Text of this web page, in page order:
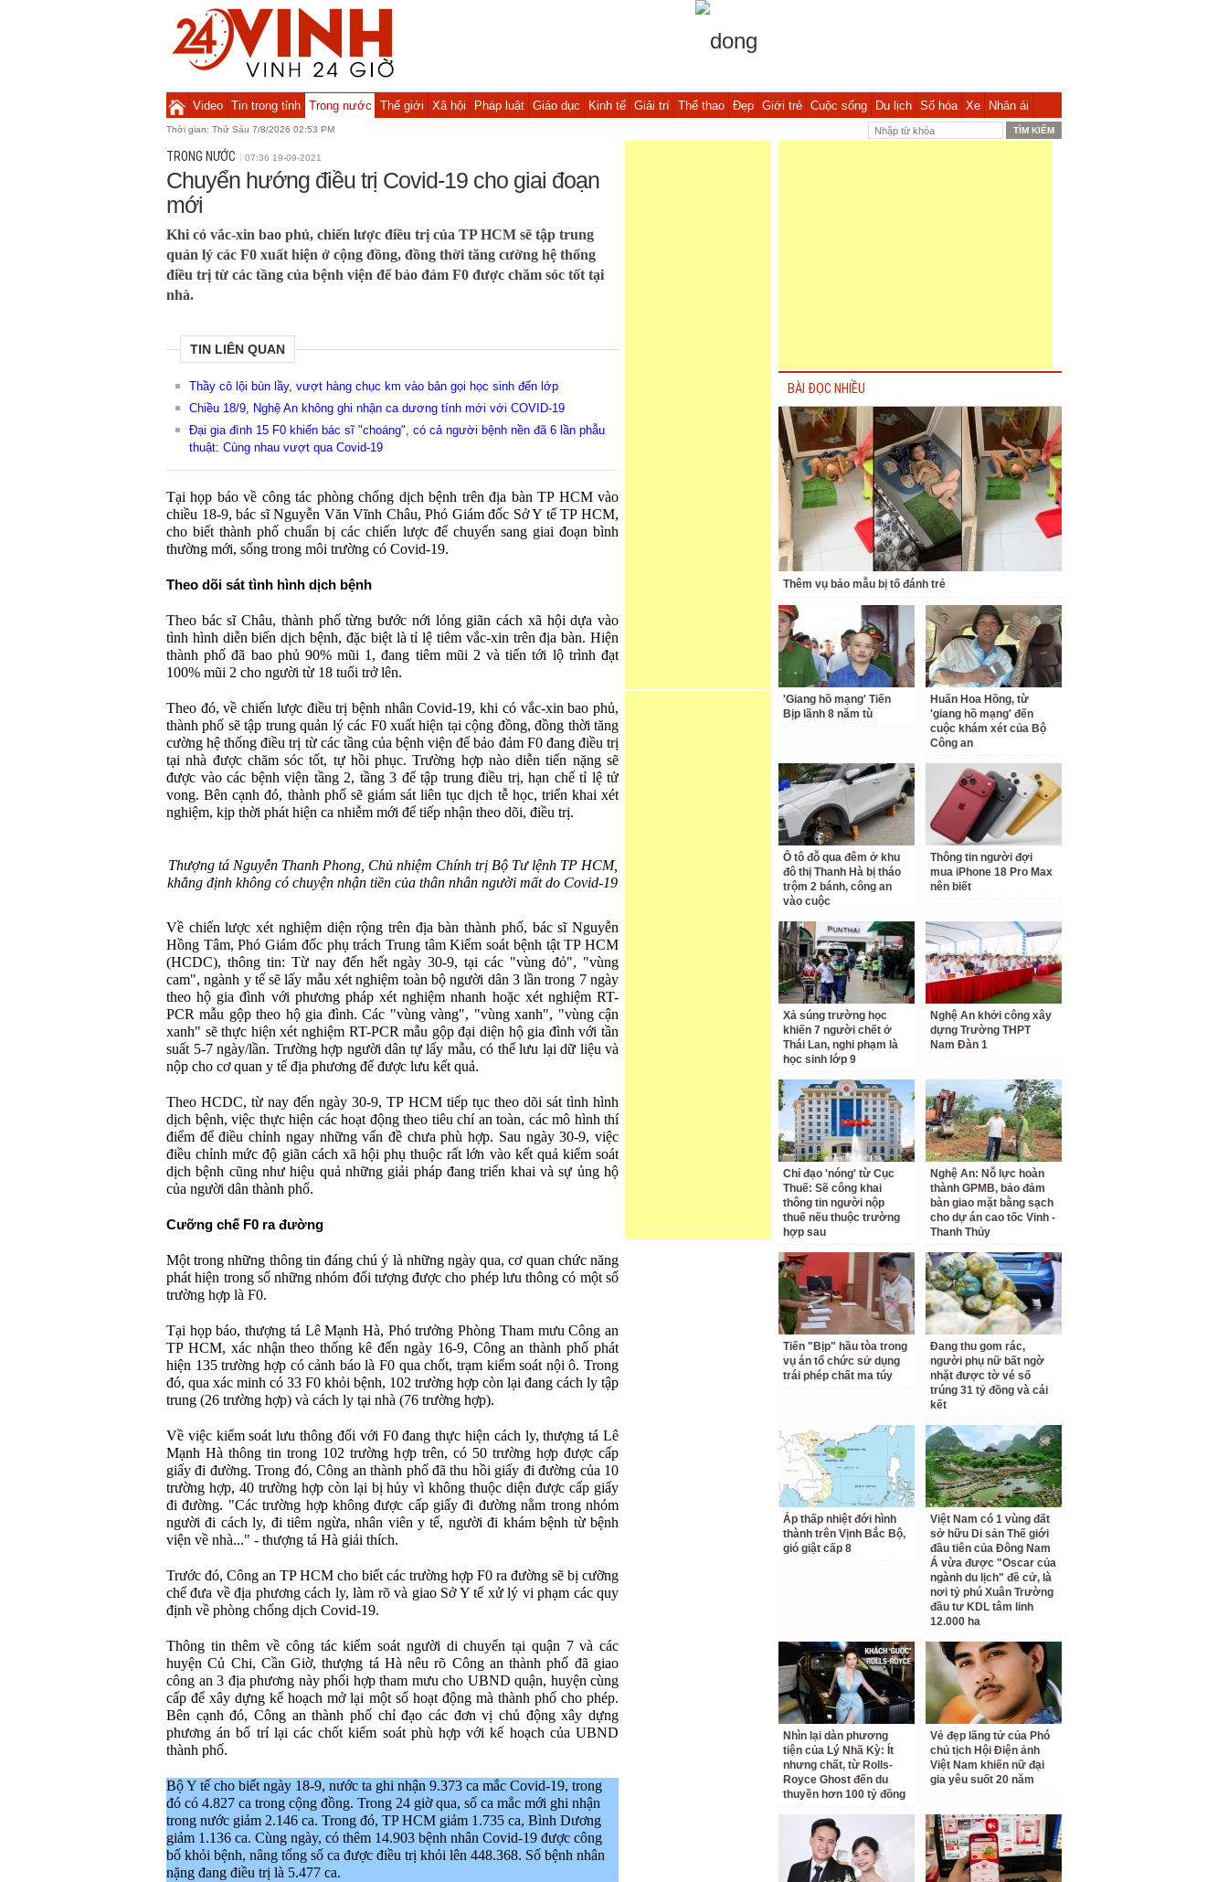
Video Tin trong tỉnh Trong nước Thế giới Xã hội Pháp luật Giáo dục Kinh tế Giải trí Thể thao Đẹp Giới trẻ Cuộc sống Du lịch Số hóa Xe Nhân ái
Thời gian: Thứ Sáu 7/8/2026 02:53 PM
TRONG NƯỚC 07:36 19-09-2021
Chuyển hướng điều trị Covid-19 cho giai đoạn
mới
Khi có vắc-xin bao phủ, chiến lược điều trị của TP HCM sẽ tập trung
quản lý các F0 xuất hiện ở cộng đồng, đồng thời tăng cường hệ thống
điều trị từ các tầng của bệnh viện để bảo đảm F0 được chăm sóc tốt tại
nhà.
TIN LIÊN QUAN
Thầy cô lội bùn lầy, vượt hàng chục km vào bản gọi học sinh đến lớp
Chiều 18/9, Nghệ An không ghi nhận ca dương tính mới với COVID-19
Đại gia đình 15 F0 khiến bác sĩ "choáng", có cả người bệnh nền đã 6 lần phẫu
thuật: Cùng nhau vượt qua Covid-19
Tại họp báo về công tác phòng chống dịch bệnh trên địa bàn TP HCM vào
chiều 18-9, bác sĩ Nguyễn Văn Vĩnh Châu, Phó Giám đốc Sở Y tế TP HCM,
cho biết thành phố chuẩn bị các chiến lược để chuyển sang giai đoạn bình
thường mới, sống trong môi trường có Covid-19.
Theo dõi sát tình hình dịch bệnh
Theo bác sĩ Châu, thành phố từng bước nới lỏng giãn cách xã hội dựa vào
tình hình diễn biến dịch bệnh, đặc biệt là tỉ lệ tiêm vắc-xin trên địa bàn. Hiện
thành phố đã bao phủ 90% mũi 1, đang tiêm mũi 2 và tiến tới lộ trình đạt
100% mũi 2 cho người từ 18 tuổi trở lên.
Theo đó, về chiến lược điều trị bệnh nhân Covid-19, khi có vắc-xin bao phủ,
thành phố sẽ tập trung quản lý các F0 xuất hiện tại cộng đồng, đồng thời tăng
cường hệ thống điều trị từ các tầng của bệnh viện để bảo đảm F0 đang điều trị
tại nhà được chăm sóc tốt, tự hồi phục. Trường hợp nào diễn tiến nặng sẽ
được vào các bệnh viện tầng 2, tầng 3 để tập trung điều trị, hạn chế tỉ lệ tử
vong. Bên cạnh đó, thành phố sẽ giám sát liên tục dịch tễ học, triển khai xét
nghiệm, kịp thời phát hiện ca nhiễm mới để tiếp nhận theo dõi, điều trị.
Thượng tá Nguyễn Thanh Phong, Chủ nhiệm Chính trị Bộ Tư lệnh TP HCM,
khẳng định không có chuyện nhận tiền của thân nhân người mất do Covid-19
Về chiến lược xét nghiệm diện rộng trên địa bàn thành phố, bác sĩ Nguyễn
Hồng Tâm, Phó Giám đốc phụ trách Trung tâm Kiểm soát bệnh tật TP HCM
(HCDC), thông tin: Từ nay đến hết ngày 30-9, tại các "vùng đỏ", "vùng
cam", ngành y tế sẽ lấy mẫu xét nghiệm toàn bộ người dân 3 lần trong 7 ngày
theo hộ gia đình với phương pháp xét nghiệm nhanh hoặc xét nghiệm RT-
PCR mẫu gộp theo hộ gia đình. Các "vùng vàng", "vùng xanh", "vùng cận
xanh" sẽ thực hiện xét nghiệm RT-PCR mẫu gộp đại diện hộ gia đình với tần
suất 5-7 ngày/lần. Trường hợp người dân tự lấy mẫu, có thể lưu lại dữ liệu và
nộp cho cơ quan y tế địa phương để được lưu kết quả.
Theo HCDC, từ nay đến ngày 30-9, TP HCM tiếp tục theo dõi sát tình hình
dịch bệnh, việc thực hiện các hoạt động theo tiêu chí an toàn, các mô hình thí
điểm để điều chỉnh ngay những vấn đề chưa phù hợp. Sau ngày 30-9, việc
điều chỉnh mức độ giãn cách xã hội phụ thuộc rất lớn vào kết quả kiểm soát
dịch bệnh cũng như hiệu quả những giải pháp đang triển khai và sự ủng hộ
của người dân thành phố.
Cưỡng chế F0 ra đường
Một trong những thông tin đáng chú ý là những ngày qua, cơ quan chức năng
phát hiện trong số những nhóm đối tượng được cho phép lưu thông có một số
trường hợp là F0.
Tại họp báo, thượng tá Lê Mạnh Hà, Phó trưởng Phòng Tham mưu Công an
TP HCM, xác nhận theo thống kê đến ngày 16-9, Công an thành phố phát
hiện 135 trường hợp có cảnh báo là F0 qua chốt, trạm kiểm soát nội ô. Trong
đó, qua xác minh có 33 F0 khỏi bệnh, 102 trường hợp còn lại đang cách ly tập
trung (26 trường hợp) và cách ly tại nhà (76 trường hợp).
Về việc kiểm soát lưu thông đối với F0 đang thực hiện cách ly, thượng tá Lê
Mạnh Hà thông tin trong 102 trường hợp trên, có 50 trường hợp được cấp
giấy đi đường. Trong đó, Công an thành phố đã thu hồi giấy đi đường của 10
trường hợp, 40 trường hợp còn lại bị hủy vì không thuộc diện được cấp giấy
đi đường. "Các trường hợp không được cấp giấy đi đường nằm trong nhóm
người đi cách ly, đi tiêm ngừa, nhân viên y tế, người đi khám bệnh từ bệnh
viện về nhà..." - thượng tá Hà giải thích.
Trước đó, Công an TP HCM cho biết các trường hợp F0 ra đường sẽ bị cưỡng
chế đưa về địa phương cách ly, làm rõ và giao Sở Y tế xử lý vi phạm các quy
định về phòng chống dịch Covid-19.
Thông tin thêm về công tác kiểm soát người di chuyển tại quận 7 và các
huyện Củ Chi, Cần Giờ, thượng tá Hà nêu rõ Công an thành phố đã giao
công an 3 địa phương này phối hợp tham mưu cho UBND quận, huyện cùng
cấp để xây dựng kế hoạch mở lại một số hoạt động mà thành phố cho phép.
Bên cạnh đó, Công an thành phố chỉ đạo các đơn vị chủ động xây dựng
phương án bố trí lại các chốt kiểm soát phù hợp với kế hoạch của UBND
thành phố.
Bộ Y tế cho biết ngày 18-9, nước ta ghi nhận 9.373 ca mắc Covid-19, trong
đó có 4.827 ca trong cộng đồng. Trong 24 giờ qua, số ca mắc mới ghi nhận
trong nước giảm 2.146 ca. Trong đó, TP HCM giảm 1.735 ca, Bình Dương
giảm 1.136 ca. Cùng ngày, có thêm 14.903 bệnh nhân Covid-19 được công
bố khỏi bệnh, nâng tổng số ca được điều trị khỏi lên 448.368. Số bệnh nhân
nặng đang điều trị là 5.477 ca.
BÀI ĐỌC NHIỀU
Thêm vụ bảo mẫu bị tố đánh trẻ
'Giang hồ mạng' Tiến
Bịp lãnh 8 năm tù
Huấn Hoa Hồng, từ
'giang hồ mạng' đến
cuộc khám xét của Bộ
Công an
Ô tô đỗ qua đêm ở khu
đô thị Thanh Hà bị tháo
trộm 2 bánh, công an
vào cuộc
Thông tin người đợi
mua iPhone 18 Pro Max
nên biết
Xả súng trường học
khiến 7 người chết ở
Thái Lan, nghi phạm là
học sinh lớp 9
Nghệ An khởi công xây
dựng Trường THPT
Nam Đàn 1
Chỉ đạo 'nóng' từ Cục
Thuế: Sẽ công khai
thông tin người nộp
thuế nếu thuộc trường
hợp sau
Nghệ An: Nỗ lực hoàn
thành GPMB, bảo đảm
bàn giao mặt bằng sạch
cho dự án cao tốc Vinh -
Thanh Thủy
Tiến "Bịp" hầu tòa trong
vụ án tổ chức sử dụng
trái phép chất ma túy
Đang thu gom rác,
người phụ nữ bất ngờ
nhặt được tờ vé số
trúng 31 tỷ đồng và cái
kết
Áp thấp nhiệt đới hình
thành trên Vịnh Bắc Bộ,
gió giật cấp 8
Việt Nam có 1 vùng đất
sở hữu Di sản Thế giới
đầu tiên của Đông Nam
Á vừa được "Oscar của
ngành du lịch" đề cử, là
nơi tỷ phú Xuân Trường
đầu tư KDL tâm linh
12.000 ha
Nhìn lại dàn phương
tiện của Lý Nhã Kỳ: Ít
nhưng chất, từ Rolls-
Royce Ghost đến du
thuyền hơn 100 tỷ đồng
Vẻ đẹp lãng tử của Phó
chủ tịch Hội Điện ảnh
Việt Nam khiến nữ đại
gia yêu suốt 20 năm